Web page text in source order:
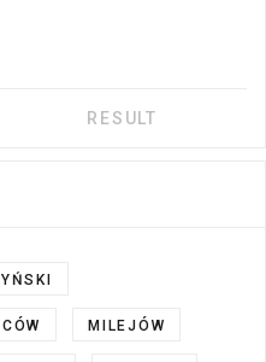
MILEJÓW